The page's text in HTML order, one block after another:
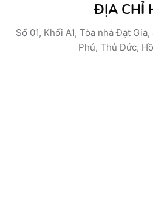
ĐỊA CHỈ
Số 01, Khối A1, Tòa nhà Đạt
Phú, Thủ Đức,